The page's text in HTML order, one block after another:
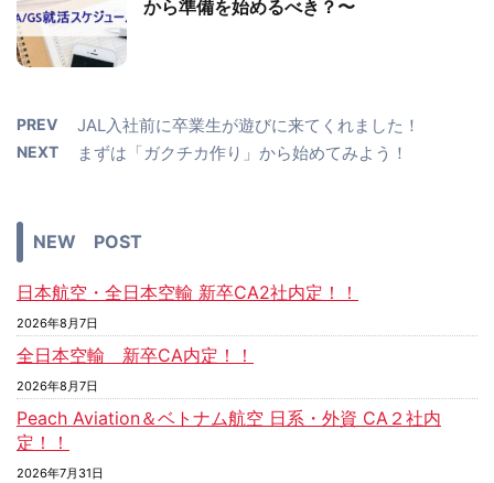
から準備を始めるべき？〜
PREV JAL入社前に卒業生が遊びに来てくれました！
NEXT まずは「ガクチカ作り」から始めてみよう！
NEW POST
日本航空・全日本空輸 新卒CA2社内定！！
2026年8月7日
全日本空輸 新卒CA内定！！
2026年8月7日
Peach Aviation＆ベトナム航空 日系・外資 CA２社内
定！！
2026年7月31日